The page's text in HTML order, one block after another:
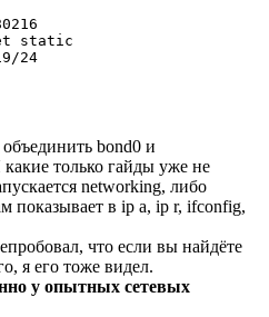
static
24
bond0 и
только гайды уже не
networking, либо
показывает в ip a, ip r, ifconfig,
что если вы найдёте
я его тоже видел.
у опытных сетевых